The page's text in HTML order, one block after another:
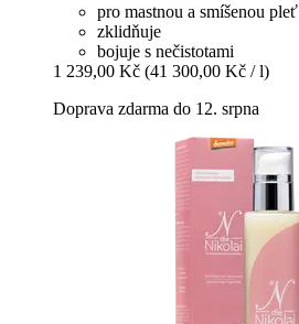
pro mastnou a smíšenou pleť
zklidňuje
bojuje s nečistotami
1 239,00 Kč (41 300,00 Kč / l)
Doprava zdarma do 12. srpna